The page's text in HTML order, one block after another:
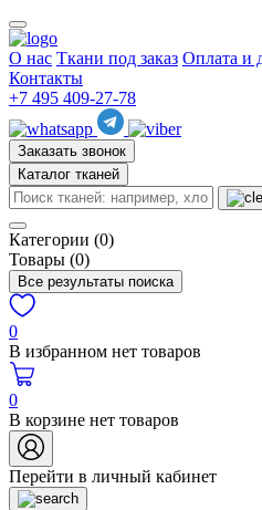
О нас Ткани под заказ Оплата и
Контакты
+7 495 409-27-78
Заказать звонок
Каталог тканей
Категории (0)
Товары (0)
Все результаты поиска
0
В избранном нет товаров
0
В корзине нет товаров
Перейти в личный кабинет